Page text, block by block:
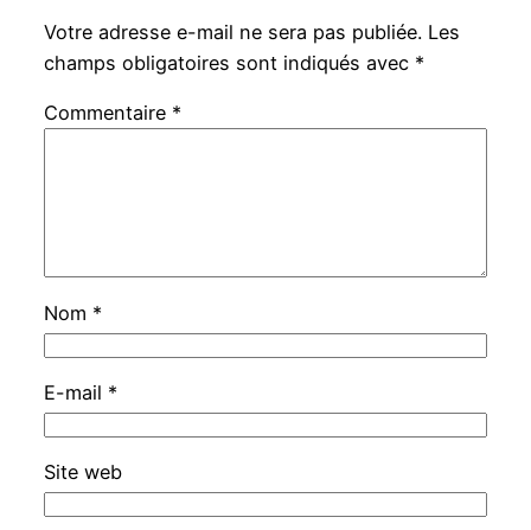
Votre adresse e-mail ne sera pas publiée. Les
champs obligatoires sont indiqués avec *
Commentaire *
Nom *
E-mail *
Site web